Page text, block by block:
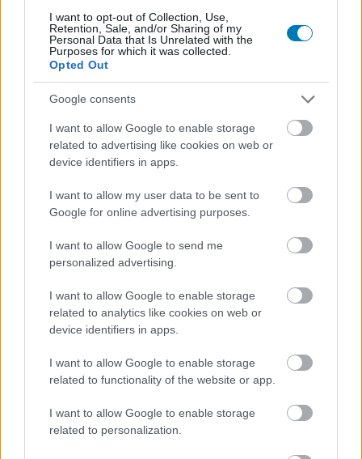
I want to opt-out of Collection, Use,
Retention, Sale, and/or Sharing of my
Personal Data that Is Unrelated with the
Purposes for which it was collected.
Opted Out
Google consents
I want to allow Google to enable storage
related to advertising like cookies on web or
device identifiers in apps.
I want to allow my user data to be sent to
Google for online advertising purposes.
I want to allow Google to send me
personalized advertising.
I want to allow Google to enable storage
related to analytics like cookies on web or
device identifiers in apps.
I want to allow Google to enable storage
related to functionality of the website or app.
I want to allow Google to enable storage
related to personalization.
Hozzászólások
Norman Reedus nagyon
szívesen bújna az egyik Marvel
szuperhős bőrébe
A The Walking Dead sztárja egy interjúban
beszélt arról, hogy mennyire szeretné